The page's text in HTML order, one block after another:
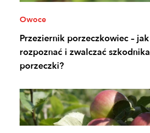
Owoce
Przeziernik porzeczkowiec – jak
rozpoznać i zwalczać szkodnika
porzeczki?